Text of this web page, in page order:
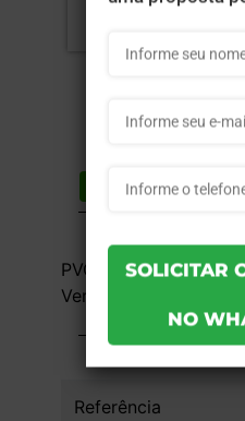
Lista de desejos
PVC 0,3mm -
Verniz Fosco - 1 unid
Referência